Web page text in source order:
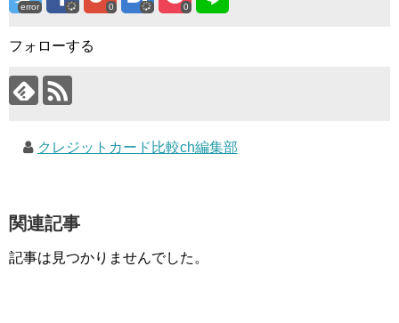
error 0 0
フォローする
クレジットカード比較ch編集部
関連記事
記事は見つかりませんでした。